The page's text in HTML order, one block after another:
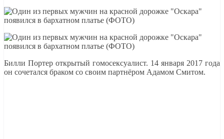
Билли Портер открытый гомосексуалист. 14 января 2017 года
он сочетался браком со своим партнёром Адамом Смитом.